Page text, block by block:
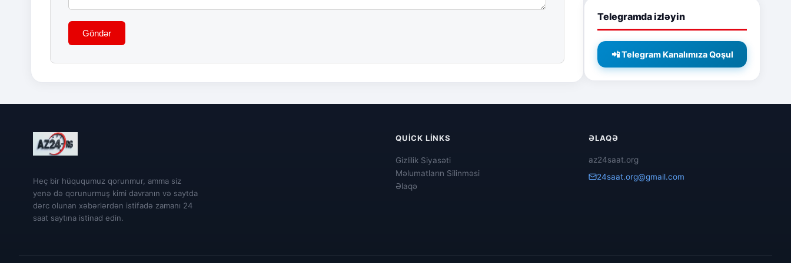
Göndər
Telegramda izləyin
📲 Telegram Kanalımıza Qoşul
Heç bir hüququmuz qorunmur, amma siz
yenə də qorunurmuş kimi davranın və saytda
dərc olunan xəbərlərdən istifadə zamanı 24
saat saytına istinad edin.
QUICK LINKS
Gizlilik Siyasəti
Məlumatların Silinməsi
Əlaqə
ƏLAQƏ
az24saat.org
24saat.org@gmail.com